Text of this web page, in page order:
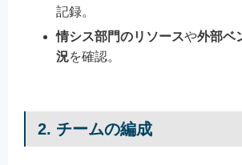
記録。
情シス部門のリソースや外部ベ
況を確認。
2. チームの編成